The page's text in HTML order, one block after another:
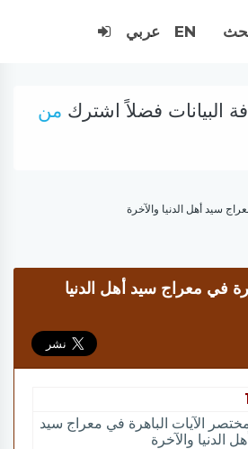
EN عربي
البيانات فضلاً اشترك من
سيد أهل الدنيا والآخرة
في معراج سيد أهل الدنيا
الآيات الباهرة في معراج سيد
الدنيا والآخرة